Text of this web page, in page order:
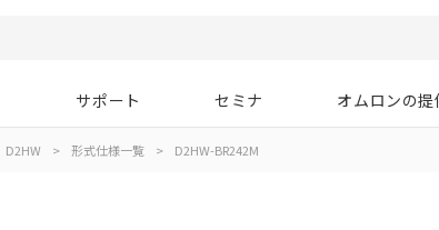
サポート セミナ オムロンの提
D2HW > 形式仕様一覧 > D2HW-BR242M